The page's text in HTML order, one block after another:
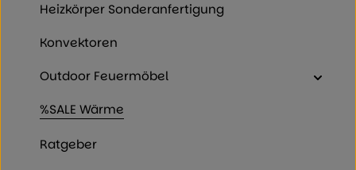
Heizkörper Sonderanfertigung
Konvektoren
Outdoor Feuermöbel
%SALE Wärme
Ratgeber